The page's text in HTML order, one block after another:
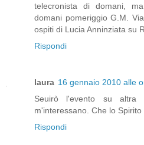
telecronista di domani,
domani pomeriggio G.M.
ospiti di Lucia Anninziata su
Rispondi
laura 16 gennaio 2010 alle
Seuirò l'evento su altra
m'interessano. Che lo
Rispondi